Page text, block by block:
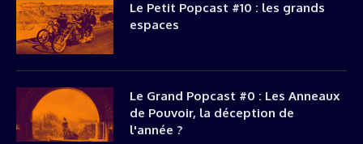
Le Petit Popcast #10 : les grands
espaces
Le Grand Popcast #0 : Les Anneaux
de Pouvoir, la déception de
l'année ?